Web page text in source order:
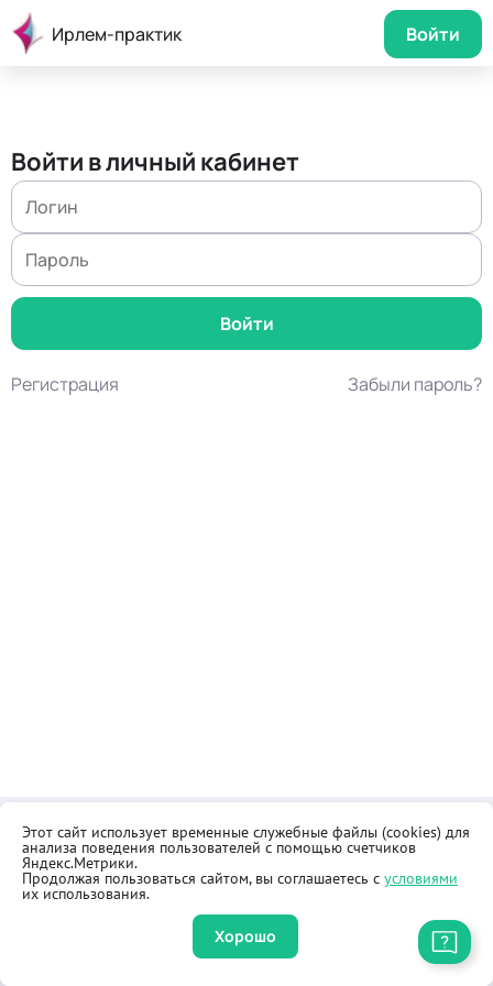
Ирлем-практик Войти
Войти в личный кабинет
Регистрация Забыли пароль?
Контакты
Как купить
Общественная приёмная
Реквизиты
Оферта
Правила продажи товаров
Этот сайт использует временные служебные файлы (cookies) для
анализа поведения пользователей с помощью счетчиков
Яндекс.Метрики.
Продолжая пользоваться сайтом, вы соглашаетесь с условиями
их использования.
Хорошо